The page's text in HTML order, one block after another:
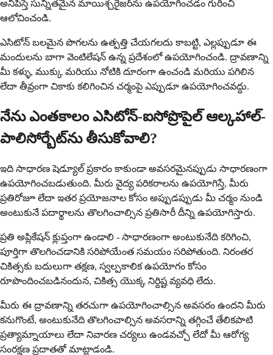
అనిపిస్తే సున్నితమైన మాయిశ్చరైజర్‌ను ఉపయోగించడం గురించి
ఆలోచించండి.
ఎసిటోన్ బలమైన పొగలను ఉత్పత్తి చేయగలదు కాబట్టి, ఎల్లప్పుడూ ఈ
మందులను బాగా వెంటిలేషన్ ఉన్న ప్రదేశంలో ఉపయోగించండి. ద్రావణాన్ని
మీ కళ్ళు, ముక్కు మరియు నోటికి దూరంగా ఉంచండి మరియు పగిలిన
లేదా తీవ్రంగా చికాకు కలిగించిన చర్మంపై ఎప్పుడూ ఉపయోగించవద్దు.
నేను ఎంతకాలం ఎసిటోన్-ఐసోప్రొపైల్ ఆల్కహాల్-
పాలిసోర్బేట్‌ను తీసుకోవాలి?
ఇది సాధారణ షెడ్యూల్ ప్రకారం కాకుండా అవసరమైనప్పుడు సాధారణంగా
ఉపయోగించబడుతుంది. మీరు వైద్య పరికరాలను ఉపయోగిస్తే, మీరు
ప్రతిరోజూ లేదా ఇతర ప్రయోజనాల కోసం అప్పుడప్పుడు మీ చర్మం నుండి
అంటుకునే పదార్థాలను తొలగించాల్సిన ప్రతిసారీ దీన్ని ఉపయోగిస్తారు.
ప్రతి అప్లికేషన్ క్లుప్తంగా ఉండాలి - సాధారణంగా అంటుకునేది కరిగించి,
పూర్తిగా తొలగించడానికి సరిపోయేంత సమయం సరిపోతుంది. నిరంతర
చికిత్సకు బదులుగా తక్షణ, స్వల్పకాలిక ఉపయోగం కోసం
రూపొందించబడినందున, చికిత్స యొక్క నిర్దిష్ట వ్యవధి లేదు.
మీరు ఈ ద్రావణాన్ని తరచుగా ఉపయోగించాల్సిన అవసరం ఉందని మీరు
కనుగొంటే, అంటుకునేది తొలగించాల్సిన అవసరాన్ని తగ్గించే తేలికపాటి
ప్రత్యామ్నాయాలు లేదా నివారణ చర్యలు ఉండవచ్చో లేదో మీ ఆరోగ్య
సంరక్షణ ప్రదాతతో మాట్లాడండి.